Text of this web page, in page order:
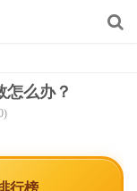
怎么办？
行榜